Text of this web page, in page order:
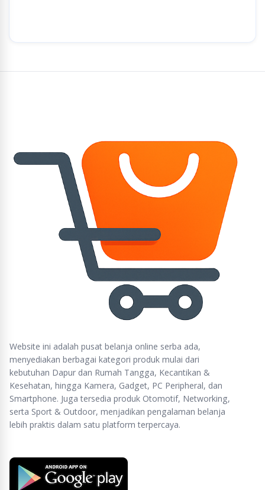
dengan sempurna, bahkan melapisi setiap saat - tidak
ada roller cat lain yang tersedia yang dapat bersaing
dengan fleksibilitas atau performa Paint Runner Pro
oleh Renovator.
4. Gunakan Edger Flocked Super yang disertakan, dan
Pojok Cutter untuk melukis dengan cepat sudut-sudut
rumit itu, atau di sekitar sakelar dan kusen pintu.
Website ini adalah pusat belanja online serba ada,
menyediakan berbagai kategori produk mulai dari
kebutuhan Dapur dan Rumah Tangga, Kecantikan &
Kesehatan, hingga Kamera, Gadget, PC Peripheral, dan
Smartphone. Juga tersedia produk Otomotif, Networking,
serta Sport & Outdoor, menjadikan pengalaman belanja
lebih praktis dalam satu platform terpercaya.